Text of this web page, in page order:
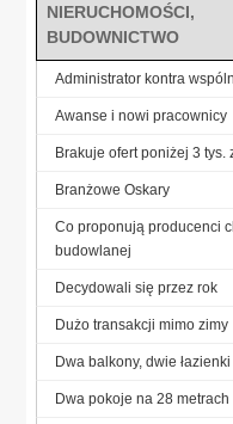
NIERUCHOMOŚCI,
BUDOWNICTWO
Administrator kontra
Awanse i nowi pracownicy
Brakuje ofert poniżej 3 tys.
Branżowe Oskary
Co proponują producenci
budowlanej
Decydowali się przez rok
Dużo transakcji mimo zimy
Dwa balkony, dwie łazienki
Dwa pokoje na 28 metrach